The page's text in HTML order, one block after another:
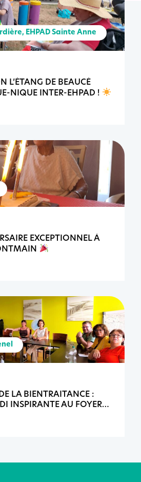
, EHPAD Sainte Anne
L’ÉTANG DE BEAUCÉ
NIQUE INTER-EHPAD !
EXCEPTIONNEL À
LA BIENTRAITANCE :
INSPIRANTE AU FOYER